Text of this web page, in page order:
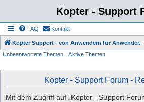
Kopter - Support
FAQ Kontakt
Kopter Support - von Anwendern für Anwender.
Unbeantwortete Themen
Aktive Themen
Kopter - Support Forum -
Mit dem Zugriff auf „Kopter - Support